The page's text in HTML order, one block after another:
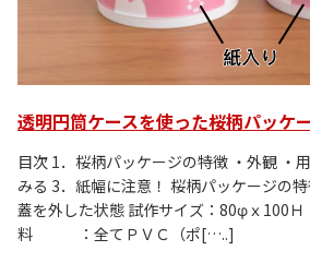
透明円筒ケースを使った桜柄パッケ
目次 1．桜柄パッケージの特徴 ・外観 ・
みる 3．紙幅に注意！ 桜柄パッケージの
蓋を外した状態 試作サイズ：80φｘ100Ｈ
料 ：全てＰＶＣ（ポ[…..]